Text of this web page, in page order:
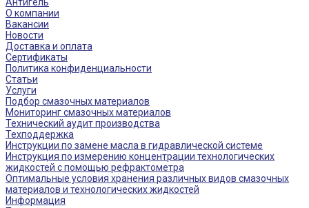
О компании
Вакансии
Новости
Доставка и оплата
Сертификаты
Политика конфиденциальности
Статьи
Услуги
Подбор смазочных материалов
Мониторинг смазочных материалов
Технический аудит производства
Техподдержка
Инструкции по замене масла в гидравлической системе
Инструкция по измерению концентрации технологических
жидкостей с помощью рефрактометра
Оптимальные условия хранения различных видов смазочных
материалов и технологических жидкостей
Информация